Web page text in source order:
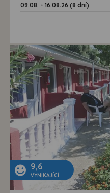
09.08. - 16.08.26 (8 dní)
9,6
VYNIKAJÍCÍ